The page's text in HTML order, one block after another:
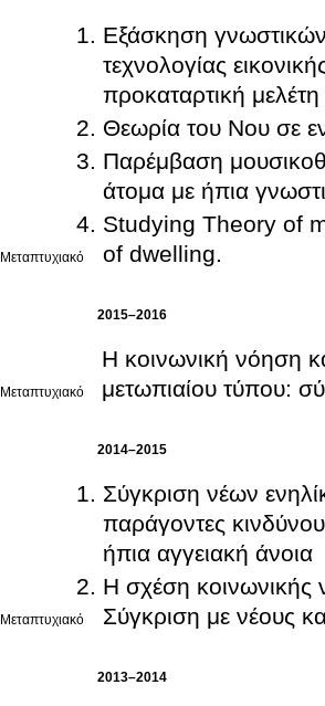
Μεταπτυχιακό
Εξάσκηση
τεχνολογίας
προκαταρτική
Θεωρία του Νου σε
Παρέμβαση
άτομα με ήπια
Studying Theory of
of dwelling.
2015–2016
Μεταπτυχιακό
Η κοινωνική νόηση
μετωπιαίου τύπου:
2014–2015
Μεταπτυχιακό
Σύγκριση νέων ενηλίκων, υγειών
παράγοντες
ήπια αγγειακή άνοια
Η σχέση κοινωνικής
Σύγκριση με νέους
2013–2014